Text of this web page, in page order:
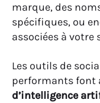
marque, des
spécifiques, ou
associées à votre
Les outils de
performants font
d’intelligence